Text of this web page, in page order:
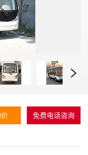
免费电话咨询